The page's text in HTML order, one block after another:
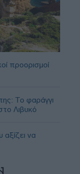
προορισμοί
Το φαράγγι
Λιβυκό
να